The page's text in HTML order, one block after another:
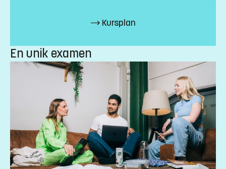
Daniel Petersson
daniel.petersson@liu.se
Wiveca Wallberg
wiveca.wallberg@liu.se
+4613282065
Daniel Antonsson
studievagledare@medfak.liu.se
Kursplan
En unik examen